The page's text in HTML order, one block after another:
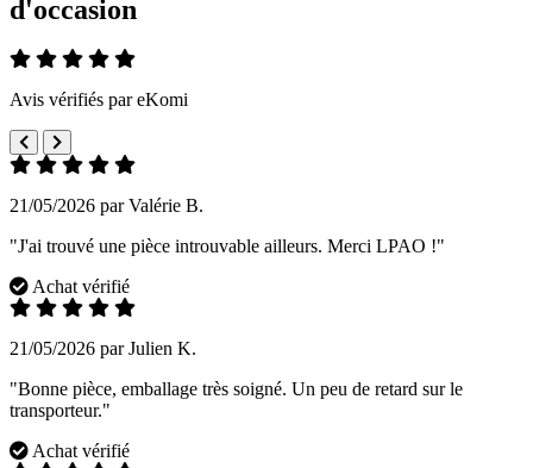
d'occasion
Avis vérifiés par eKomi
21/05/2026 par Valérie B.
"J'ai trouvé une pièce introuvable ailleurs. Merci LPAO !"
Achat vérifié
21/05/2026 par Julien K.
"Bonne pièce, emballage très soigné. Un peu de retard sur le
transporteur."
Achat vérifié